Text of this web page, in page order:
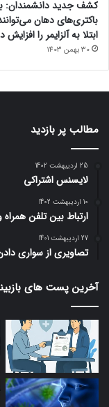
کشف جدید دانشمندان:
باکتری‌های دهان
ابتلا به آلزایمر را افزایش
30 بهمن 1403
مطالب پر بازدید
25 اردیبهشت 1402
لایسنس اشتراکی
10 اردیبهشت 1402
ارتباط بین تلفن
27 اردیبهشت 1401
تصاویری از سواری
آخرین پست های